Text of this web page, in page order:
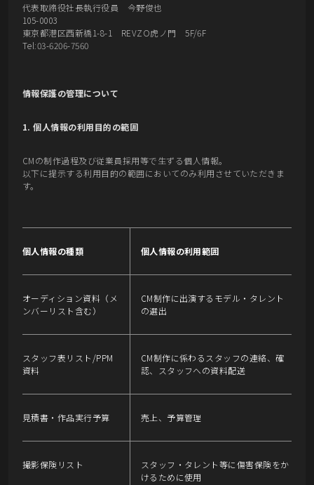
代表取締役社長執行役員 今野俊也
105-0003
東京都港区西新橋1-8-1 REVZO虎ノ門 5F/6F
Tel:03-6206-7560
情報保護の管理について
1. 個人情報の利用目的の範囲
CMの制作過程及び従業員採用等で生ずる個人情報。
以下に提示する利用目的の範囲においてのみ利用させていただきま
す。
個人情報の種類 個人情報の利用範囲
オーディション資料（メ
ンバーリスト含む）
CM制作に出演するモデル・タレント
の選出
スタッフ表リスト/PPM
資料
CM制作に係わるスタッフの連絡、確
認、スタッフへの資料配送
見積書・作品実行予算 売上、予算管理
撮影保険リスト
スタッフ・タレント等に傷害保険をか
けるために使用